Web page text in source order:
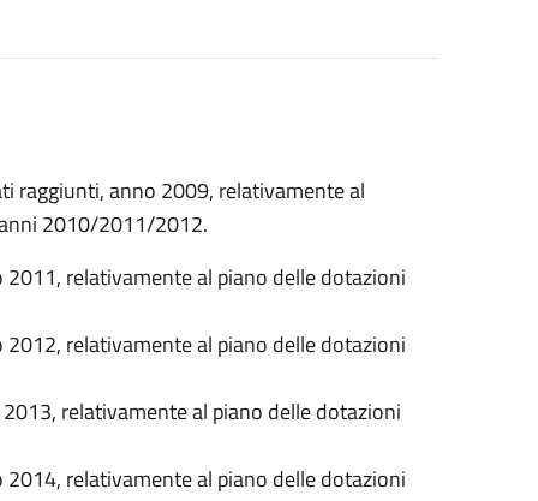
raggiunti, anno 2009, relativamente al
2010/2011/2012.
relativamente al piano delle dotazioni
relativamente al piano delle dotazioni
relativamente al piano delle dotazioni
relativamente al piano delle dotazioni